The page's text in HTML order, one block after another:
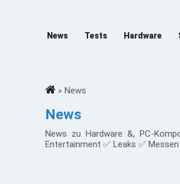
News Tests Hardware
» News
News
News zu Hardware &, PC-
Entertainment ✅ Leaks ✅ Messen